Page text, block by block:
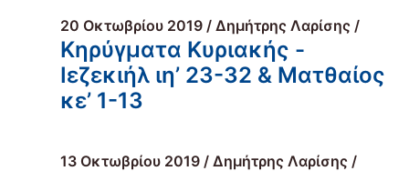
20 Οκτωβρίου 2019 / Δημήτρης Λαρίσης /
Κηρύγματα Κυριακής -
Ιεζεκιήλ ιη’ 23-32 & Ματθαίος
κε’ 1-13
13 Οκτωβρίου 2019 / Δημήτρης Λαρίσης /